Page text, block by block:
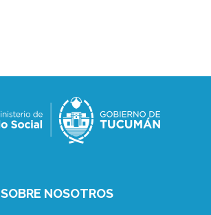
SOBRE NOSOTROS